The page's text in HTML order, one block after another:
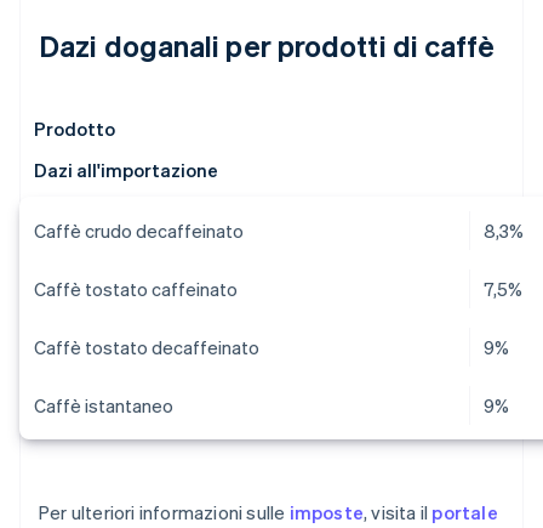
Dazi doganali per prodotti di caffè
Prodotto
Dazi all'importazione
Caffè crudo decaffeinato 8,3%
Caffè tostato caffeinato 7,5%
Caffè tostato decaffeinato 9%
Caffè istantaneo 9%
Per ulteriori informazioni sulle imposte, visita il portale